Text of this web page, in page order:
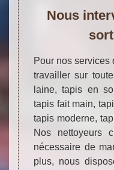
Nous
Pour nos services
travailler sur
laine, tapis en
tapis fait main,
tapis moderne,
Nos nettoyeurs
nécessaire de
plus, nous